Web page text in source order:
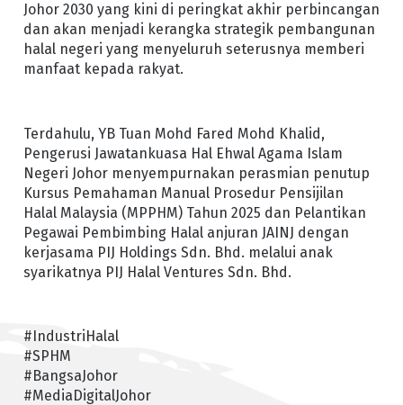
Johor 2030 yang kini di peringkat akhir perbincangan
dan akan menjadi kerangka strategik pembangunan
halal negeri yang menyeluruh seterusnya memberi
manfaat kepada rakyat.
Terdahulu, YB Tuan Mohd Fared Mohd Khalid,
Pengerusi Jawatankuasa Hal Ehwal Agama Islam
Negeri Johor menyempurnakan perasmian penutup
Kursus Pemahaman Manual Prosedur Pensijilan
Halal Malaysia (MPPHM) Tahun 2025 dan Pelantikan
Pegawai Pembimbing Halal anjuran JAINJ dengan
kerjasama PIJ Holdings Sdn. Bhd. melalui anak
syarikatnya PIJ Halal Ventures Sdn. Bhd.
#IndustriHalal
#SPHM
#BangsaJohor
#MediaDigitalJohor